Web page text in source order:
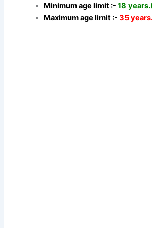
Minimum age limit :- 18
Maximum age limit :-35